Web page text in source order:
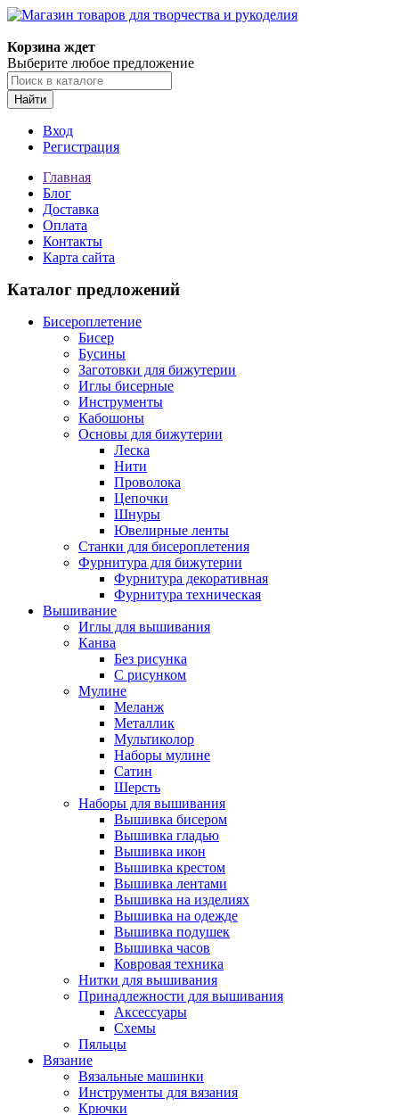
Корзина ждет
Выберите любое предложение
Найти
Вход
Регистрация
Главная
Блог
Доставка
Оплата
Контакты
Карта сайта
Каталог предложений
Бисероплетение
Бисер
Бусины
Заготовки для бижутерии
Иглы бисерные
Инструменты
Кабошоны
Основы для бижутерии
Леска
Нити
Проволока
Цепочки
Шнуры
Ювелирные ленты
Станки для бисероплетения
Фурнитура для бижутерии
Фурнитура декоративная
Фурнитура техническая
Вышивание
Иглы для вышивания
Канва
Без рисунка
С рисунком
Мулине
Меланж
Металлик
Мультиколор
Наборы мулине
Сатин
Шерсть
Наборы для вышивания
Вышивка бисером
Вышивка гладью
Вышивка икон
Вышивка крестом
Вышивка лентами
Вышивка на изделиях
Вышивка на одежде
Вышивка подушек
Вышивка часов
Ковровая техника
Нитки для вышивания
Принадлежности для вышивания
Аксессуары
Схемы
Пяльцы
Вязание
Вязальные машинки
Инструменты для вязания
Крючки